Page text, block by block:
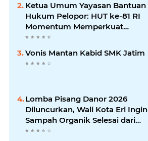
Ketua Umum Yayasan Bantuan
Hukum Pelopor: HUT ke-81 RI
Momentum Memperkuat
Keadilan, Persatuan, dan
Pengabdian kepada Masyarakat
Vonis Mantan Kabid SMK Jatim
Lomba Pisang Danor 2026
Diluncurkan, Wali Kota Eri Ingin
Sampah Organik Selesai dari
Rumah